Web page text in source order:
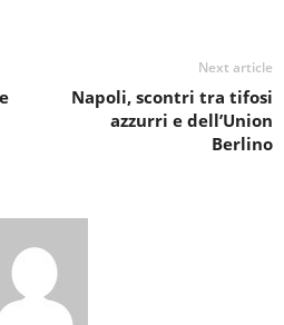
Next article
Napoli, scontri tra tifosi
azzurri e dell’Union
Berlino